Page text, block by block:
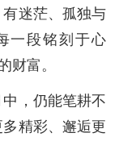
迷茫、孤独与
一段铭刻于心
财富。
，仍能笔耕不
精彩、邂逅更